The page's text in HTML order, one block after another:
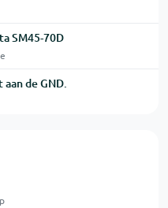
SM45-70D
de GND.